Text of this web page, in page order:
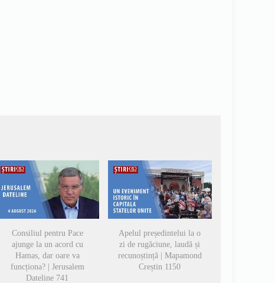
Consiliul pentru Pace
ajunge la un acord cu
Hamas, dar oare va
funcționa? | Jerusalem
Dateline 741
Apelul președintelui la o
zi de rugăciune, laudă și
recunoștință | Mapamond
Creștin 1150